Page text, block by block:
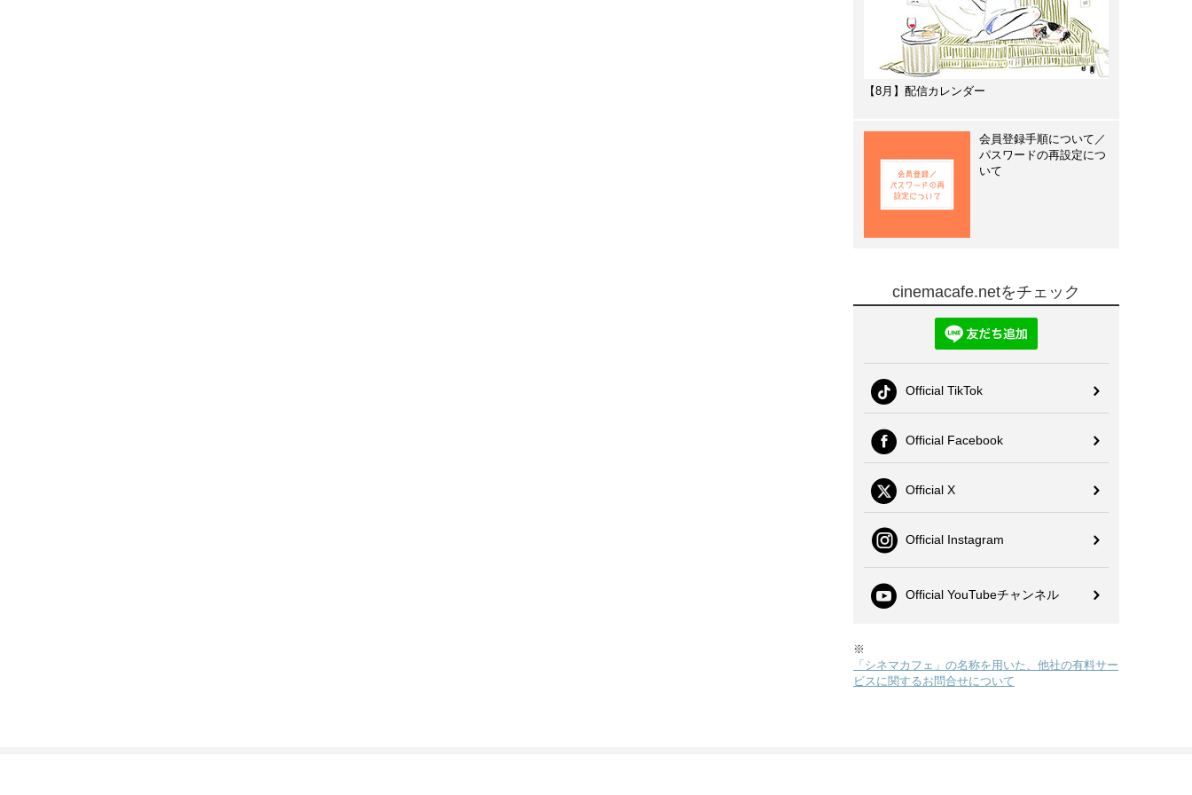
【8月】配信カレンダー
会員登録手順について／
パスワードの再設定につ
いて
cinemacafe.netをチェック
Official TikTok
Official Facebook
Official X
Official Instagram
Official YouTubeチャンネル
※
「シネマカフェ」の名称を用いた、他社の有料サー
ビスに関するお問合せについて